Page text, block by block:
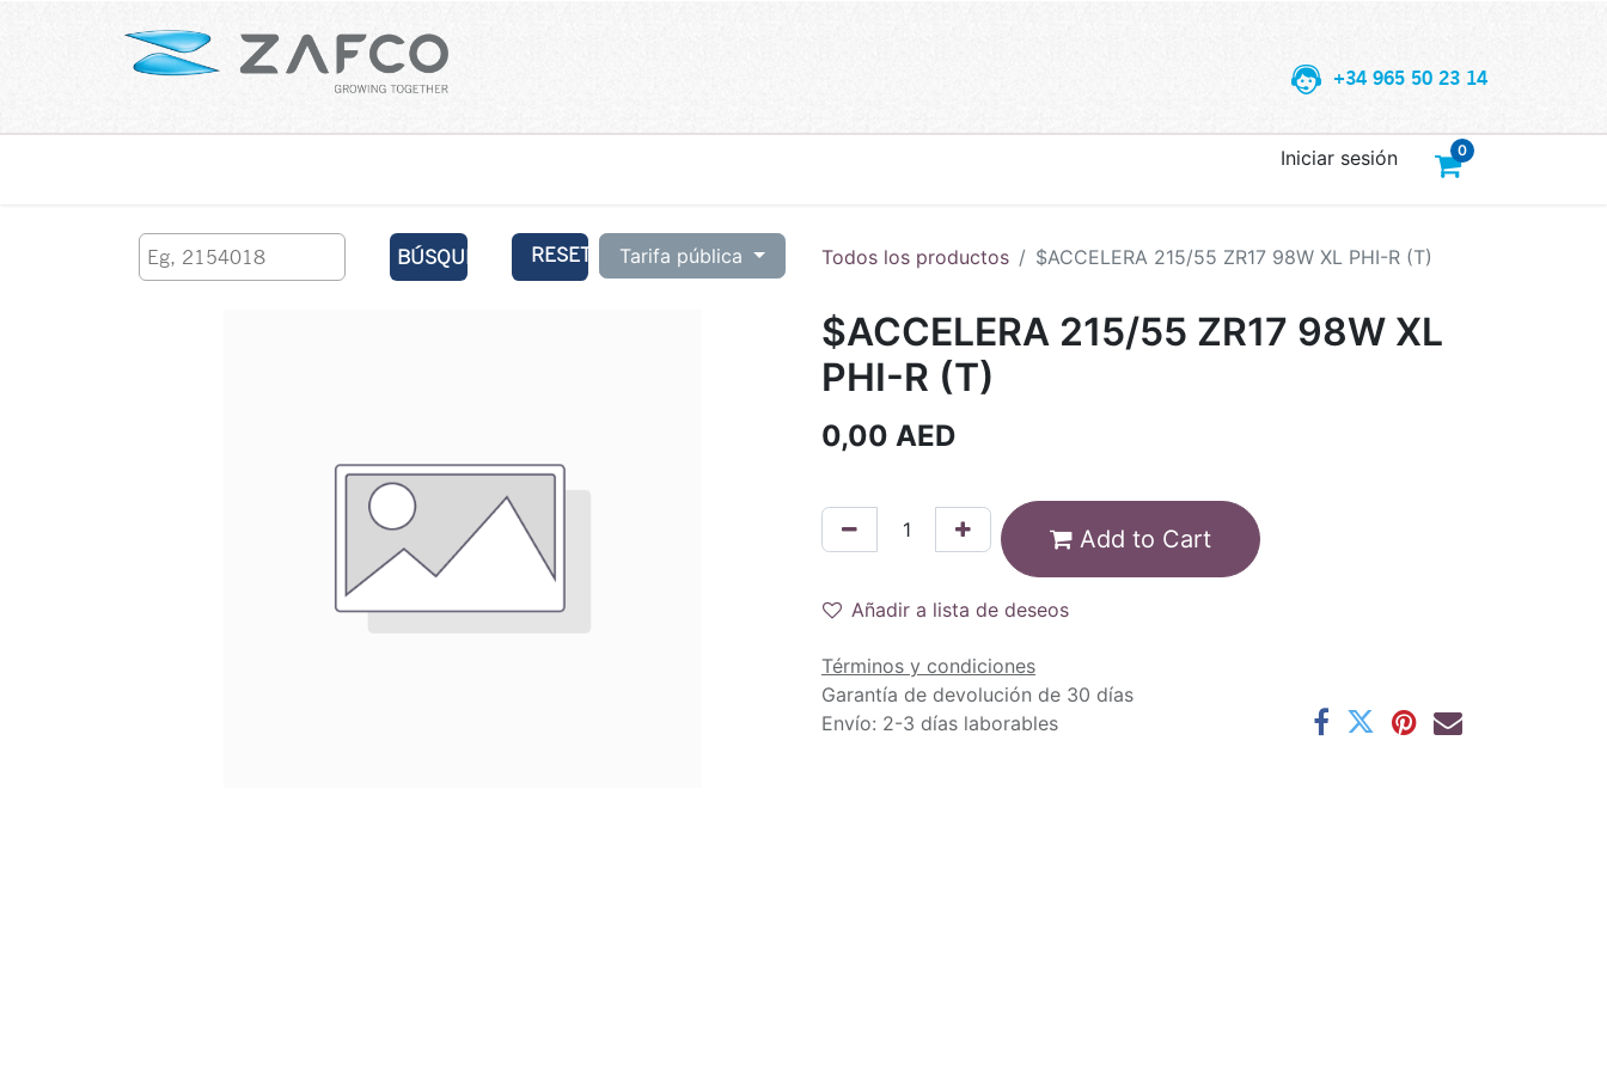
+34 965 50 23 14
0
Iniciar sesión
BÚSQUEDA RESET Tarifa pública Todos los productos $ACCELERA 215/55 ZR17 98W XL PHI-R (T)
$ACCELERA 215/55 ZR17 98W XL
PHI-R (T)
0,00 AED
Add to Cart
Añadir a lista de deseos
Términos y condiciones
Garantía de devolución de 30 días
Envío: 2-3 días laborables